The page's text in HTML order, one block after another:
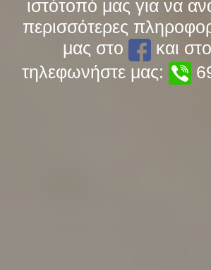
ιστότοπό μας για να
περισσότερες
μας στο
και στο
τηλεφωνήστε μας: